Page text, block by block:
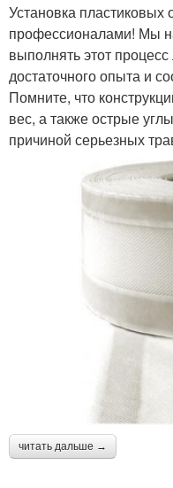
Установка
профессионалами! Мы
выполнять этот
достаточного опыта и
Помните, что
вес, а также острые
причиной серьезных
читать дальше →